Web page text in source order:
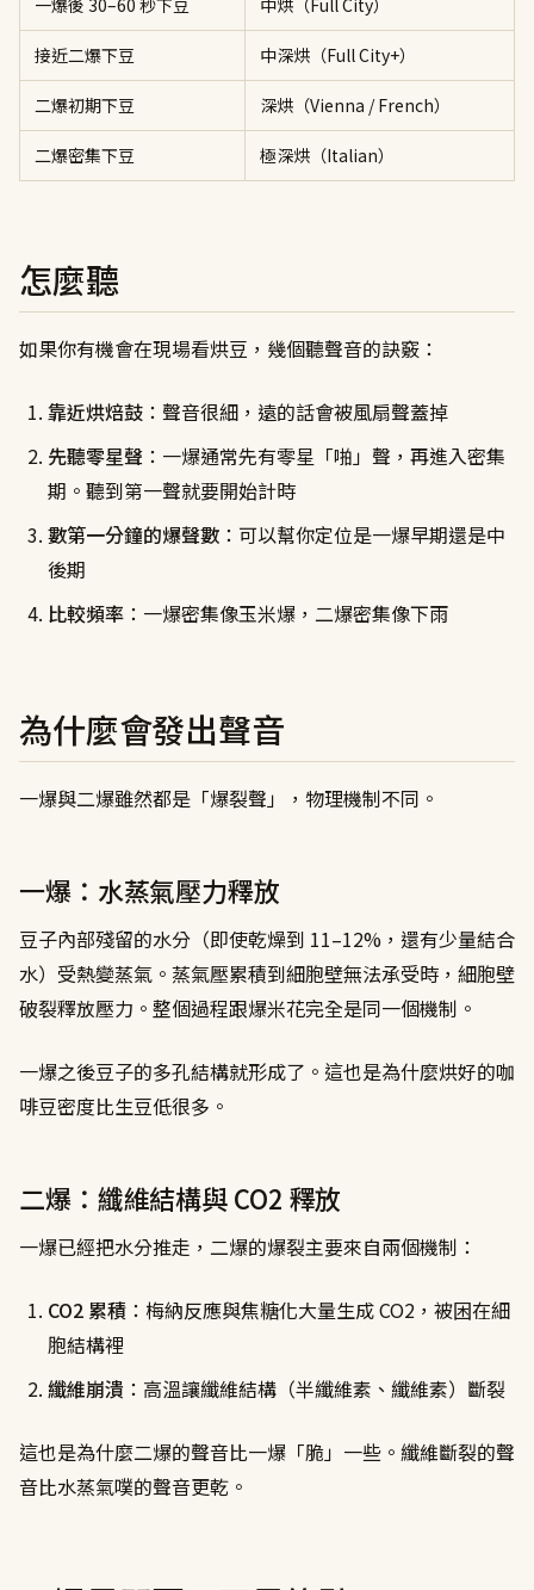
一爆後 30–60 秒下豆 中烘（Full City）
接近二爆下豆 中深烘（Full City+）
二爆初期下豆 深烘（Vienna / French）
二爆密集下豆 極深烘（Italian）
怎麼聽
如果你有機會在現場看烘豆，幾個聽聲音的訣竅：
靠近烘焙鼓 ：聲音很細，遠的話會被風扇聲蓋掉
先聽零星聲 ：一爆通常先有零星「啪」聲，再進入密集
期。聽到第一聲就要開始計時
數第一分鐘的爆聲數 ：可以幫你定位是一爆早期還是中
後期
比較頻率 ：一爆密集像玉米爆，二爆密集像下雨
為什麼會發出聲音
一爆與二爆雖然都是「爆裂聲」，物理機制不同。
一爆：水蒸氣壓力釋放
豆子內部殘留的水分（即使乾燥到 11–12%，還有少量結合
水）受熱變蒸氣。蒸氣壓累積到細胞壁無法承受時，細胞壁
破裂釋放壓力。整個過程跟爆米花完全是同一個機制。
一爆之後豆子的多孔結構就形成了。這也是為什麼烘好的咖
啡豆密度比生豆低很多。
二爆：纖維結構與 CO2 釋放
一爆已經把水分推走，二爆的爆裂主要來自兩個機制：
CO2 累積 ：梅納反應與焦糖化大量生成 CO2，被困在細
胞結構裡
纖維崩潰 ：高溫讓纖維結構（半纖維素、纖維素）斷裂
這也是為什麼二爆的聲音比一爆「脆」一些。纖維斷裂的聲
音比水蒸氣噗的聲音更乾。